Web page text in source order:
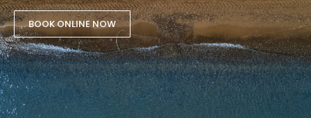
BOOK ONLINE NOW